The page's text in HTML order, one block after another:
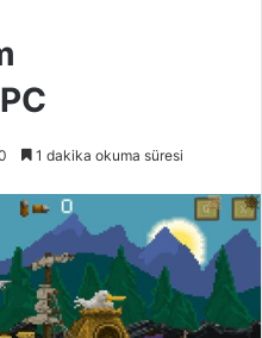
1 dakika okuma süresi